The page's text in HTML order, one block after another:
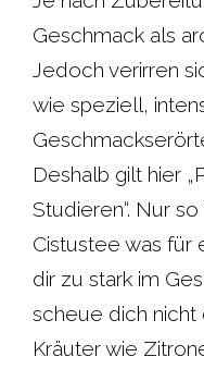
Geschmack als
Jedoch verirren
wie speziell,
Deshalb gilt hier
Studieren“. Nur
Cistustee was für
dir zu stark im
scheue dich nicht
Kräuter wie